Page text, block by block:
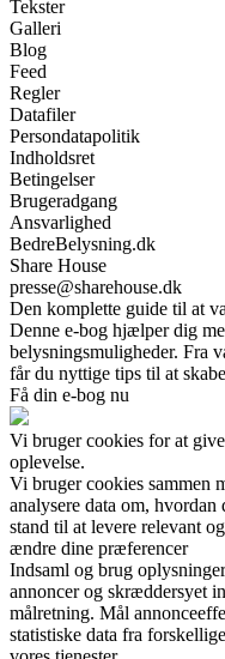
Tekster
Galleri
Blog
Feed
Regler
Datafiler
Persondatapolitik
Indholdsret
Betingelser
Brugeradgang
Ansvarlighed
BedreBelysning.dk
Share House
presse@sharehouse.dk
Den komplette guide til at
Denne e-bog hjælper dig
belysningsmuligheder. Fra
får du nyttige tips til at
Få din e-bog nu
Vi bruger cookies for at
oplevelse.
Vi bruger cookies sammen
analysere data om,
stand til at levere relevant
ændre dine præferencer
Indsaml og brug
annoncer og skræddersyet
målretning. Mål
statistiske data fra